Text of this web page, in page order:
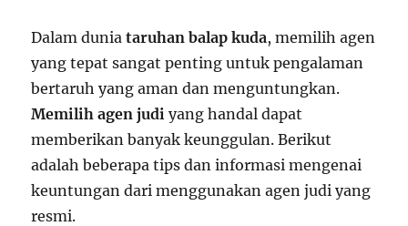
Dalam duniataruhan balap kuda, memilih agen
yang tepat sangat penting untuk pengalaman
bertaruh yang aman dan menguntungkan.
Memilih agen judi yang handal dapat
memberikan banyak keunggulan. Berikut
adalah beberapa tips dan informasi mengenai
keuntungan dari menggunakan agen judi yang
resmi.